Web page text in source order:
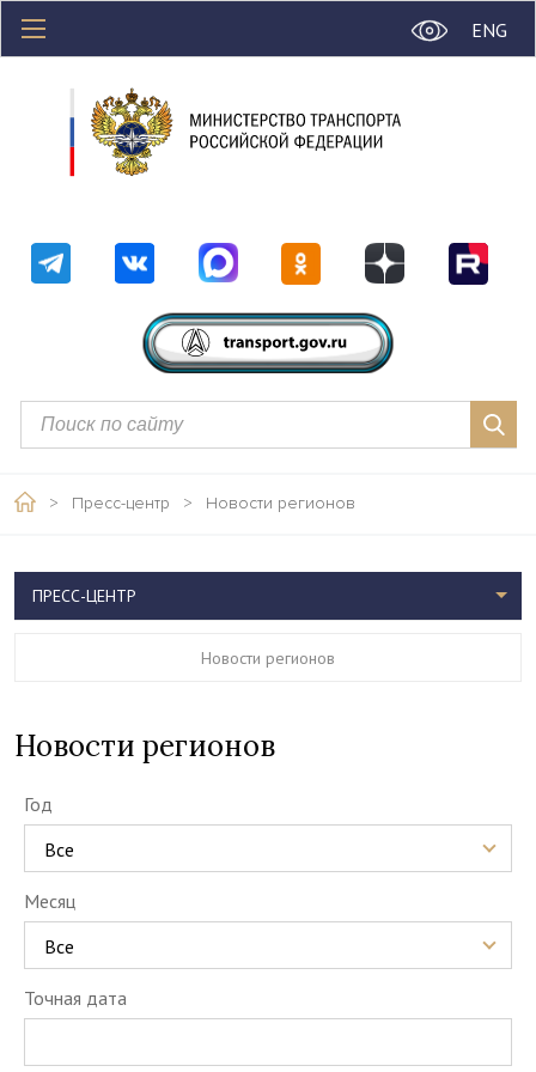
ENG
> Пресс-центр > Новости регионов
Новости регионов
Год
Все
Месяц
Все
Точная дата
ПРЕСС-ЦЕНТР
Новости регионов